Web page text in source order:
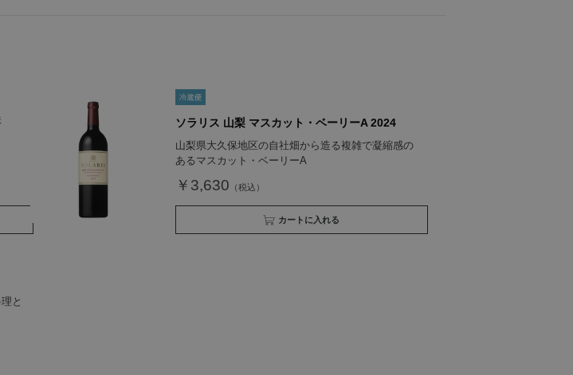
ソラリス 山梨 マスカット・ベーリーA 2024
山梨県大久保地区の自社畑から造る複雑で凝縮感の
あるマスカット・ベーリーA
￥3,630
買い物かごへ入れる
と